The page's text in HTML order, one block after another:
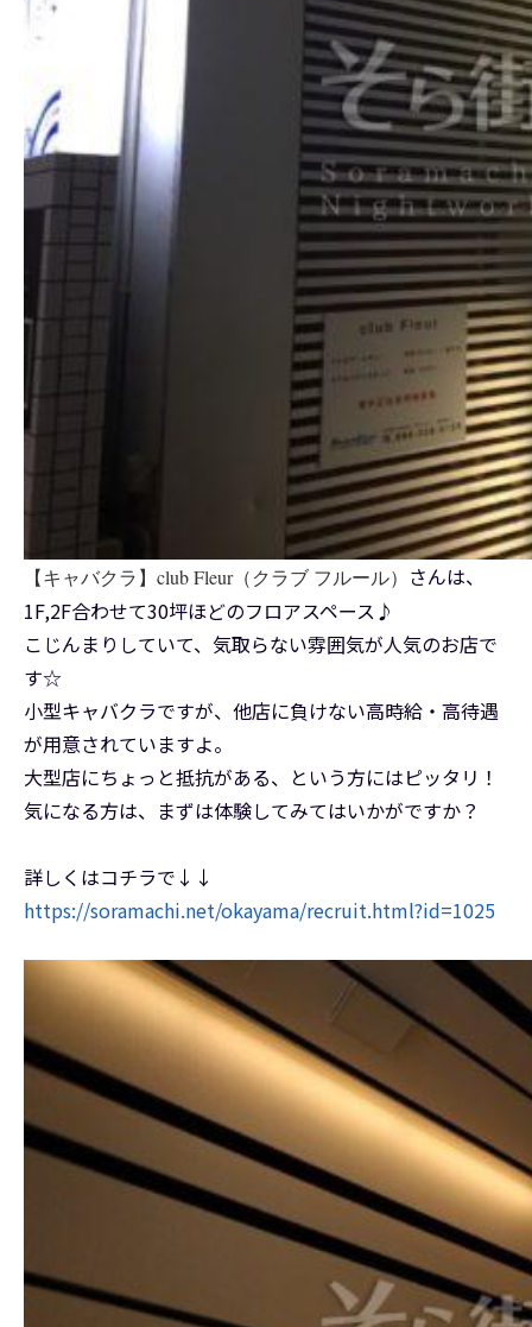
【キャバクラ】club Fleur（クラブ フルール） さんは、
1F,2F合わせて30坪ほどのフロアスペース♪
こじんまりしていて、気取らない雰囲気が人気のお店で
す☆
小型キャバクラですが、他店に負けない高時給・高待遇
が用意されていますよ。
大型店にちょっと抵抗がある、という方にはピッタリ！
気になる方は、まずは体験してみてはいかがですか？
詳しくはコチラで↓↓
https://soramachi.net/okayama/recruit.html?id=1025